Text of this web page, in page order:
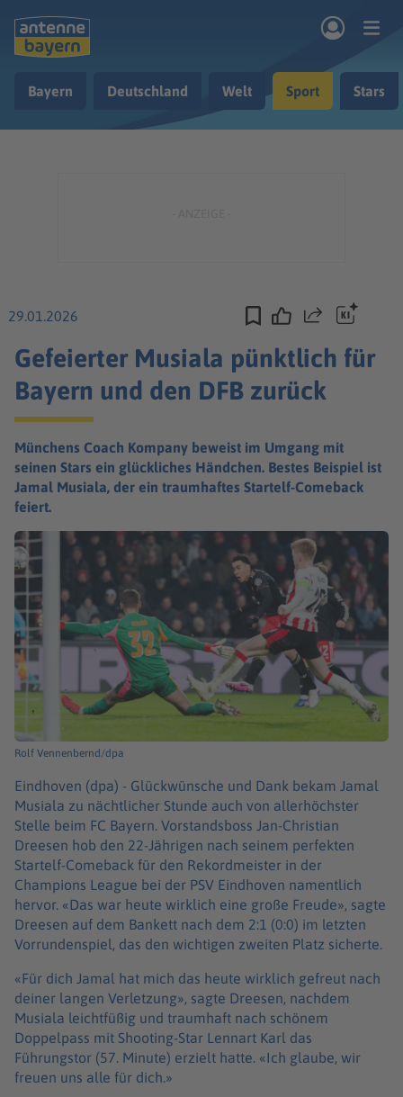
Bayern Deutschland Welt Sport Stars
29.01.2026 Teilen
Gefeierter Musiala pünktlich für
Bayern und den DFB zurück
Münchens Coach Kompany beweist im Umgang mit
seinen Stars ein glückliches Händchen. Bestes Beispiel ist
Jamal Musiala, der ein traumhaftes Startelf-Comeback
feiert.
Rolf Vennenbernd/dpa
Eindhoven (dpa) - Glückwünsche und Dank bekam Jamal
Musiala zu nächtlicher Stunde auch von allerhöchster
Stelle beim FC Bayern. Vorstandsboss Jan-Christian
Dreesen hob den 22-Jährigen nach seinem perfekten
Startelf-Comeback für den Rekordmeister in der
Champions League bei der PSV Eindhoven namentlich
hervor. «Das war heute wirklich eine große Freude», sagte
Dreesen auf dem Bankett nach dem 2:1 (0:0) im letzten
Vorrundenspiel, das den wichtigen zweiten Platz sicherte.
«Für dich Jamal hat mich das heute wirklich gefreut nach
deiner langen Verletzung», sagte Dreesen, nachdem
Musiala leichtfüßig und traumhaft nach schönem
Doppelpass mit Shooting-Star Lennart Karl das
Führungstor (57. Minute) erzielt hatte. «Ich glaube, wir
freuen uns alle für dich.»